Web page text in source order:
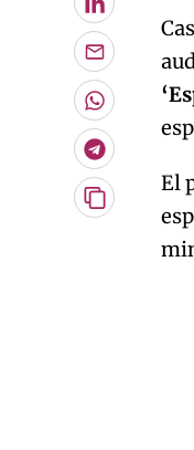
LinkedIn
Enviar
por
Email
Whatsapp
Telegram
Copiar
El